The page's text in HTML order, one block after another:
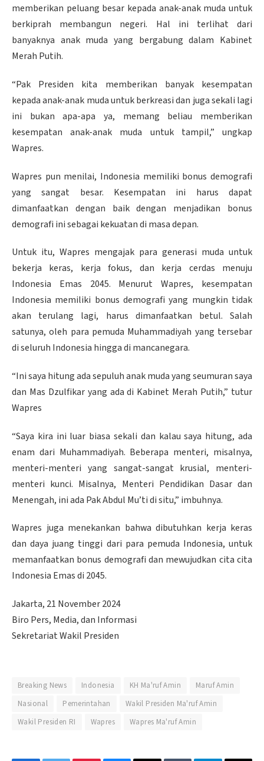
memberikan peluang besar kepada anak-anak muda untuk
berkiprah membangun negeri. Hal ini terlihat dari
banyaknya anak muda yang bergabung dalam Kabinet
Merah Putih.
“Pak Presiden kita memberikan banyak kesempatan
kepada anak-anak muda untuk berkreasi dan juga sekali lagi
ini bukan apa-apa ya, memang beliau memberikan
kesempatan anak-anak muda untuk tampil,” ungkap
Wapres.
Wapres pun menilai, Indonesia memiliki bonus demografi
yang sangat besar. Kesempatan ini harus dapat
dimanfaatkan dengan baik dengan menjadikan bonus
demografi ini sebagai kekuatan di masa depan.
Untuk itu, Wapres mengajak para generasi muda untuk
bekerja keras, kerja fokus, dan kerja cerdas menuju
Indonesia Emas 2045. Menurut Wapres, kesempatan
Indonesia memiliki bonus demografi yang mungkin tidak
akan terulang lagi, harus dimanfaatkan betul. Salah
satunya, oleh para pemuda Muhammadiyah yang tersebar
di seluruh Indonesia hingga di mancanegara.
“Ini saya hitung ada sepuluh anak muda yang seumuran saya
dan Mas Dzulfikar yang ada di Kabinet Merah Putih,” tutur
Wapres
“Saya kira ini luar biasa sekali dan kalau saya hitung, ada
enam dari Muhammadiyah. Beberapa menteri, misalnya,
menteri-menteri yang sangat-sangat krusial, menteri-
menteri kunci. Misalnya, Menteri Pendidikan Dasar dan
Menengah, ini ada Pak Abdul Mu’ti di situ,” imbuhnya.
Wapres juga menekankan bahwa dibutuhkan kerja keras
dan daya juang tinggi dari para pemuda Indonesia, untuk
memanfaatkan bonus demografi dan mewujudkan cita cita
Indonesia Emas di 2045.
Jakarta, 21 November 2024
Biro Pers, Media, dan Informasi
Sekretariat Wakil Presiden
Breaking News Indonesia KH Ma'ruf Amin
Maruf Amin
Nasional
Pemerintahan
Wakil Presiden Ma'ruf Amin
Wakil Presiden RI
Wapres Wapres Ma'ruf Amin